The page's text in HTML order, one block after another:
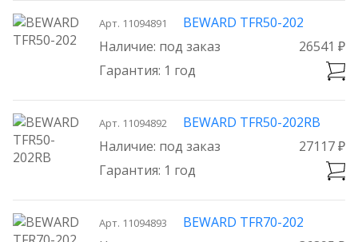
под заказ
Арт. 11094891
BEWARD TFR50-202
26541 ₽
1 год
под заказ
Арт. 11094892
BEWARD TFR50-202RB
27117 ₽
1 год
Арт. 11094893
BEWARD TFR70-202